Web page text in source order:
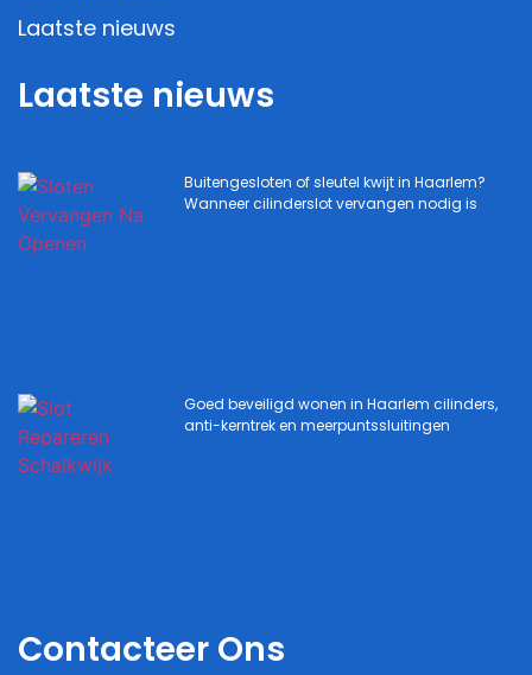
Laatste nieuws
Laatste nieuws
Buitengesloten of sleutel kwijt in Haarlem?
Wanneer cilinderslot vervangen nodig is
Goed beveiligd wonen in Haarlem cilinders,
anti-kerntrek en meerpuntssluitingen
Contacteer Ons